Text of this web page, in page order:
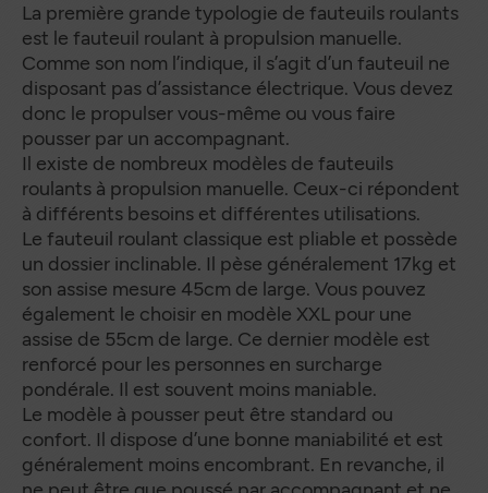
La première grande typologie de fauteuils roulants
est le fauteuil roulant à propulsion manuelle.
Comme son nom l’indique, il s’agit d’un fauteuil ne
disposant pas d’assistance électrique. Vous devez
donc le propulser vous-même ou vous faire
pousser par un accompagnant.
Il existe de nombreux modèles de fauteuils
roulants à propulsion manuelle. Ceux-ci répondent
à différents besoins et différentes utilisations.
Le fauteuil roulant classique est pliable et possède
un dossier inclinable. Il pèse généralement 17kg et
son assise mesure 45cm de large. Vous pouvez
également le choisir en modèle XXL pour une
assise de 55cm de large. Ce dernier modèle est
renforcé pour les personnes en surcharge
pondérale. Il est souvent moins maniable.
Le modèle à pousser peut être standard ou
confort. Il dispose d’une bonne maniabilité et est
généralement moins encombrant. En revanche, il